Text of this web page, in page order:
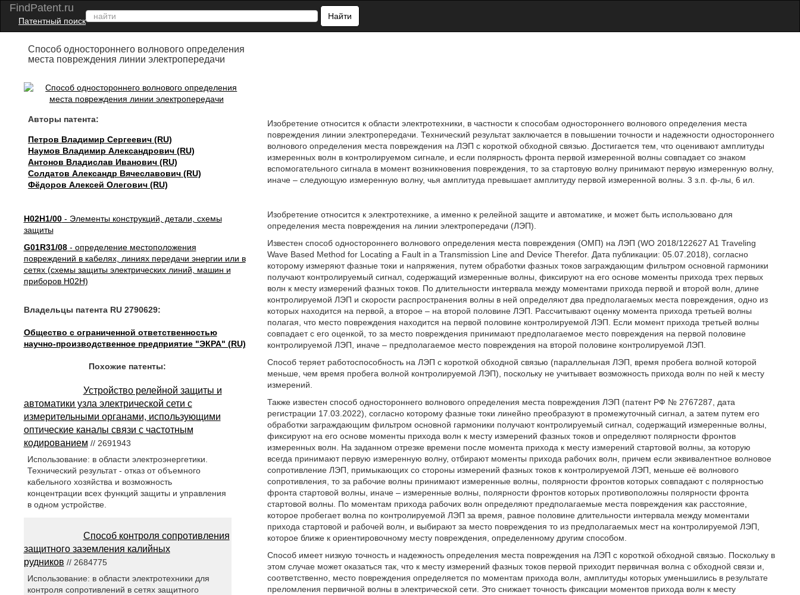
FindPatent.ru
Патентный поиск
Найти
Способ одностороннего волнового определения
места повреждения линии электропередачи
Авторы патента:
Петров Владимир Сергеевич (RU)
Наумов Владимир Александрович (RU)
Антонов Владислав Иванович (RU)
Солдатов Александр Вячеславович (RU)
Фёдоров Алексей Олегович (RU)
H02H1/00- Элементы конструкций, детали, схемы
защиты
G01R31/08- определение местоположения
повреждений в кабелях, линиях передачи энергии или в
сетях (схемы защиты электрических линий, машин и
приборов H02H)
Владельцы патента RU 2790629:
Общество с ограниченной ответственностью
научно-производственное предприятие "ЭКРА" (RU)
Изобретение относится к области электротехники, в частности к способам одностороннего волнового определения места
повреждения линии электропередачи. Технический результат заключается в повышении точности и надежности одностороннего
волнового определения места повреждения на ЛЭП с короткой обходной связью. Достигается тем, что оценивают амплитуды
измеренных волн в контролируемом сигнале, и если полярность фронта первой измеренной волны совпадает со знаком
вспомогательного сигнала в момент возникновения повреждения, то за стартовую волну принимают первую измеренную волну,
иначе – следующую измеренную волну, чья амплитуда превышает амплитуду первой измеренной волны. 3 з.п. ф-лы, 6 ил.
Изобретение относится к электротехнике, а именно к релейной защите и автоматике, и может быть использовано для
определения места повреждения на линии электропередачи (ЛЭП).
Известен способ одностороннего волнового определения места повреждения (ОМП) на ЛЭП (WO 2018/122627 A1 Traveling
Wave Based Method for Locating a Fault in a Transmission Line and Device Therefor. Дата публикации: 05.07.2018), согласно
которому измеряют фазные токи и напряжения, путем обработки фазных токов заграждающим фильтром основной гармоники
получают контролируемый сигнал, содержащий измеренные волны, фиксируют на его основе моменты прихода трех первых
волн к месту измерений фазных токов. По длительности интервала между моментами прихода первой и второй волн, длине
контролируемой ЛЭП и скорости распространения волны в ней определяют два предполагаемых места повреждения, одно из
которых находится на первой, а второе – на второй половине ЛЭП. Рассчитывают оценку момента прихода третьей волны
полагая, что место повреждения находится на первой половине контролируемой ЛЭП. Если момент прихода третьей волны
совпадает с его оценкой, то за место повреждения принимают предполагаемое место повреждения на первой половине
контролируемой ЛЭП, иначе – предполагаемое место повреждения на второй половине контролируемой ЛЭП.
Способ теряет работоспособность на ЛЭП с короткой обходной связью (параллельная ЛЭП, время пробега волной которой
меньше, чем время пробега волной контролируемой ЛЭП), поскольку не учитывает возможность прихода волн по ней к месту
измерений.
Также известен способ одностороннего волнового определения места повреждения ЛЭП (патент РФ № 2767287, дата
регистрации 17.03.2022), согласно которому фазные токи линейно преобразуют в промежуточный сигнал, а затем путем его
обработки заграждающим фильтром основной гармоники получают контролируемый сигнал, содержащий измеренные волны,
фиксируют на его основе моменты прихода волн к месту измерений фазных токов и определяют полярности фронтов
измеренных волн. На заданном отрезке времени после момента прихода к месту измерений стартовой волны, за которую
всегда принимают первую измеренную волну, отбирают моменты прихода рабочих волн, причем если эквивалентное волновое
сопротивление ЛЭП, примыкающих со стороны измерений фазных токов к контролируемой ЛЭП, меньше её волнового
сопротивления, то за рабочие волны принимают измеренные волны, полярности фронтов которых совпадают с полярностью
фронта стартовой волны, иначе – измеренные волны, полярности фронтов которых противоположны полярности фронта
стартовой волны. По моментам прихода рабочих волн определяют предполагаемые места повреждения как расстояние,
которое пробегает волна по контролируемой ЛЭП за время, равное половине длительности интервала между моментами
прихода стартовой и рабочей волн, и выбирают за место повреждения то из предполагаемых мест на контролируемой ЛЭП,
которое ближе к ориентировочному месту повреждения, определенному другим способом.
Способ имеет низкую точность и надежность определения места повреждения на ЛЭП с короткой обходной связью. Поскольку в
этом случае может оказаться так, что к месту измерений фазных токов первой приходит первичная волна с обходной связи и,
соответственно, место повреждения определяется по моментам прихода волн, амплитуды которых уменьшились в результате
преломления первичной волны в электрической сети. Это снижает точность фиксации моментов прихода волн к месту
Похожие патенты:
Устройство релейной защиты и
автоматики узла электрической сети с
измерительными органами, использующими
оптические каналы связи с частотным
кодированием // 2691943
Использование: в области электроэнергетики.
Технический результат - отказ от объемного
кабельного хозяйства и возможность
концентрации всех функций защиты и управления
в одном устройстве.
Способ контроля сопротивления
защитного заземления калийных
рудников // 2684775
Использование: в области электротехники для
контроля сопротивлений в сетях защитного